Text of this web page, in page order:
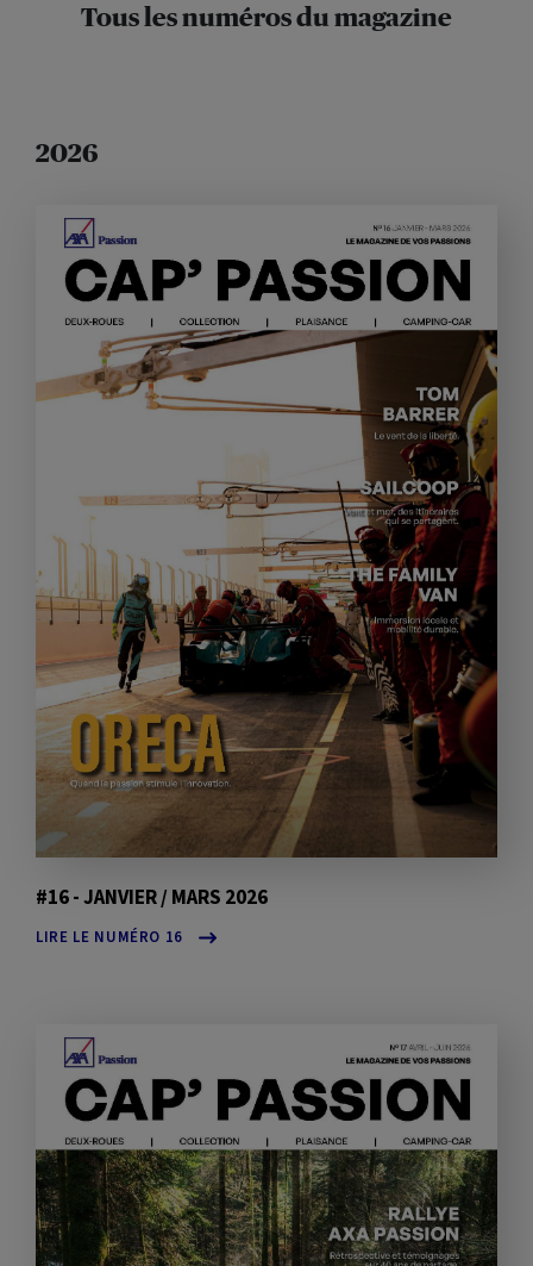
Tous les numéros du magazine
2026
#16 - JANVIER / MARS 2026
LIRE LE NUMÉRO 16